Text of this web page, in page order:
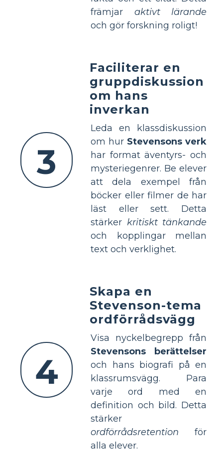
främjar aktivt lärande
och gör forskning roligt!
3
Faciliterar en
gruppdiskussion
om hans
inverkan
Leda en klassdiskussion
om hur Stevensons verk
har format äventyrs- och
mysteriegenrer. Be elever
att dela exempel från
böcker eller filmer de har
läst eller sett. Detta
stärker kritiskt tänkande
och kopplingar mellan
text och verklighet.
4
Skapa en
Stevenson-tema
ordförrådsvägg
Visa nyckelbegrepp från
Stevensons berättelser
och hans biografi på en
klassrumsvägg. Para
varje ord med en
definition och bild. Detta
stärker
ordförrådsretention för
alla elever.